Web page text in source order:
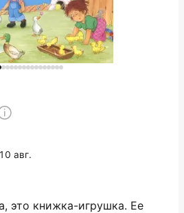
это книжка-игрушка. Ее
10 авг.